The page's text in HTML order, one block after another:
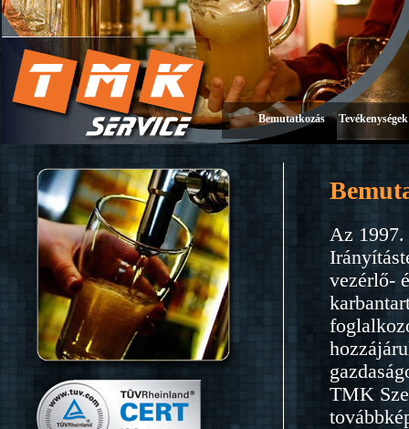
Bemutatkozás Tevékenységek
Az
vezérlő-
TMK